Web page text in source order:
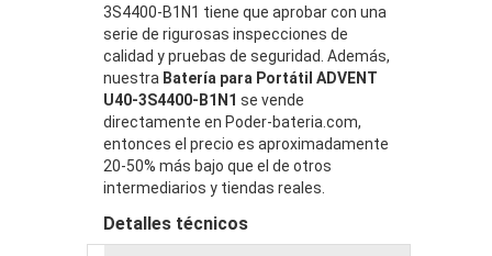
3S4400-B1N1 tiene que aprobar con una
serie de rigurosas inspecciones de
calidad y pruebas de seguridad. Además,
nuestra Batería para Portátil ADVENT
U40-3S4400-B1N1 se vende
directamente en Poder-bateria.com,
entonces el precio es aproximadamente
20-50% más bajo que el de otros
intermediarios y tiendas reales.
Detalles técnicos